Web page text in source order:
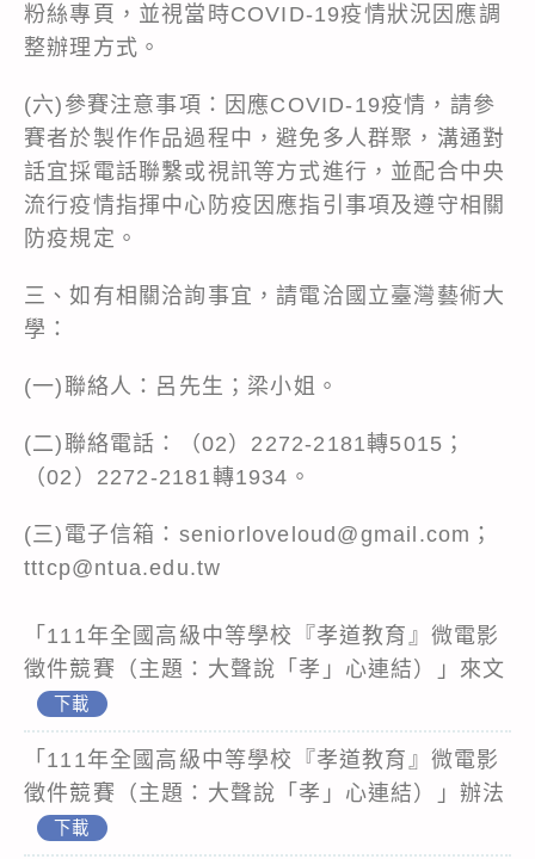
粉絲專頁，並視當時COVID-19疫情狀況因應調
整辦理方式。
(六)參賽注意事項：因應COVID-19疫情，請參
賽者於製作作品過程中，避免多人群聚，溝通對
話宜採電話聯繫或視訊等方式進行，並配合中央
流行疫情指揮中心防疫因應指引事項及遵守相關
防疫規定。
三、如有相關洽詢事宜，請電洽國立臺灣藝術大
學：
(一)聯絡人：呂先生；梁小姐。
(二)聯絡電話：（02）2272-2181轉5015；
（02）2272-2181轉1934。
(三)電子信箱：seniorloveloud@gmail.com；
tttcp@ntua.edu.tw
「111年全國高級中等學校『孝道教育』微電影
徵件競賽（主題：大聲說「孝」心連結）」來文
下載
「111年全國高級中等學校『孝道教育』微電影
徵件競賽（主題：大聲說「孝」心連結）」辦法
下載